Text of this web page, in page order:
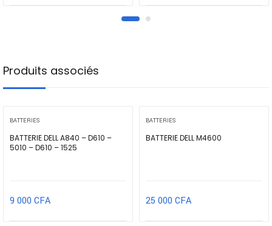
Produits associés
BATTERIES
BATTERIE DELL A840 – D610 –
5010 – D610 – 1525
9 000 CFA
BATTERIES
BATTERIE DELL M4600
25 000 CFA